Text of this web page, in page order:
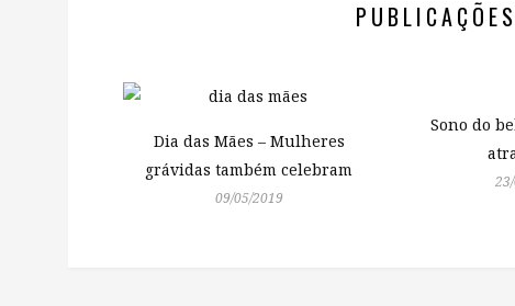
Dia das Mães – Mulheres
grávidas também celebram
09/05/2019
Sono do